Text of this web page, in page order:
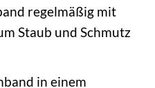
regelmäßig mit
Staub und Schmutz
in einem